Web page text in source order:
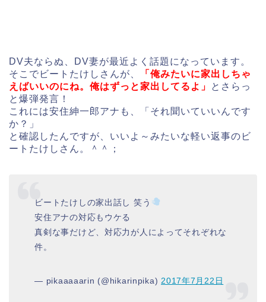
DV夫ならぬ、DV妻が最近よく話題になっています。
そこでビートたけしさんが、
「俺みたいに家出しちゃ
えばいいのにね。俺はずっと家出してるよ」
とさらっ
と爆弾発言！
これには安住紳一郎アナも、「それ聞いていいんです
か？」
と確認したんですが、いいよ～みたいな軽い返事のビ
ートたけしさん。＾＾；
ビートたけしの家出話し 笑う
安住アナの対応もウケる
真剣な事だけど、対応力が人によってそれぞれな
件。
— pikaaaaarin (@hikarinpika) 2017年7月22日